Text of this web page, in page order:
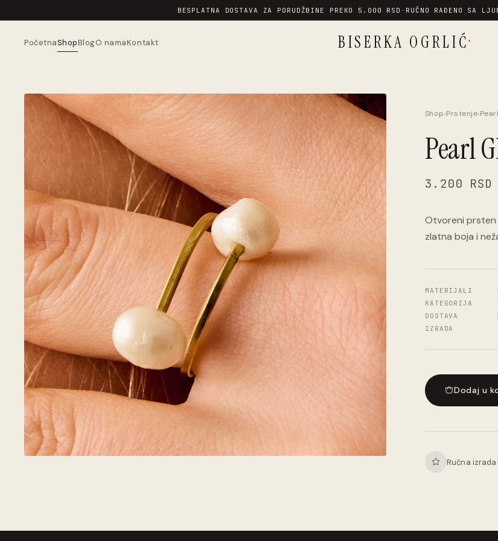
BESPLATNA DOSTAVA ZA PORUDŽBINE PREKO 5.000 RSD · RUČNO RAĐENO SA
PočetnaShopBlogO namaKontakt BISERKA OGRLIĆ·
Shop›Prstenje›
Pearl
3.200 RSD
Otvoreni
zlatna boja i
MATERIJALI
KATEGORIJA
DOSTAVA
IZRADA
Dodaj u
Ručna izrada